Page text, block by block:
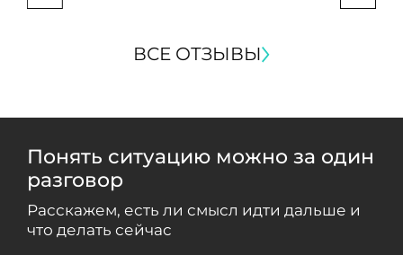
ВСЕ ОТЗЫВЫ
Понять ситуацию можно за один
разговор
Расскажем, есть ли смысл идти дальше и
что делать сейчас